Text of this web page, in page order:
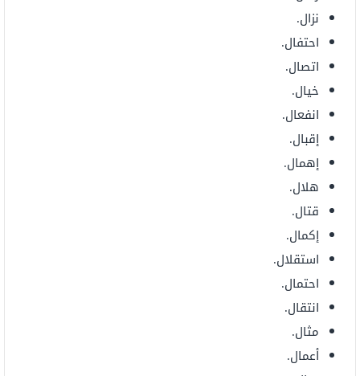
نزال.
احتفال.
اتصال.
خيال.
انفعال.
إقبال.
إهمال.
هلال.
قتال.
إكمال.
استقلال.
احتمال.
انتقال.
مثال.
أعمال.